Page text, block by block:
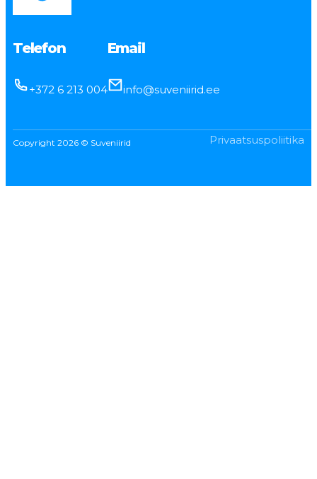
Telefon
+372 6 213 004
Email
info@suveniirid.ee
Copyright 2026 © Suveniirid Privaatsuspoliitika